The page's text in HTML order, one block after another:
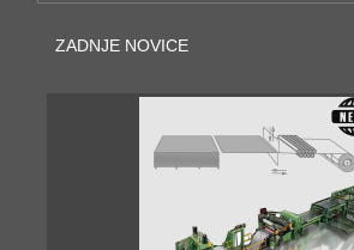
ZADNJE NOVICE